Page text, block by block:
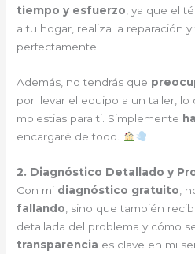
tiempo y esfuerzo , ya que el
a tu hogar, realiza la reparación
perfectamente.
Además, no tendrás que
por llevar el equipo a un taller,
molestias para ti. Simplemente
encargaré de todo.
2. Diagnóstico Detallado y
Con mi diagnóstico gratuito ,
fallando , sino que también
detallada del problema y cómo
transparencia es clave en mi